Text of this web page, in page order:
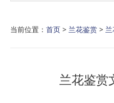
当前位置： 首页 > 兰花鉴赏 >
兰花鉴赏